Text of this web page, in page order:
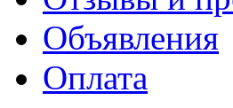
Объявления
Оплата